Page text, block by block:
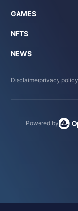
GAMES
NFTS
NEWS
Disclaimerprivacy policy
Powered by